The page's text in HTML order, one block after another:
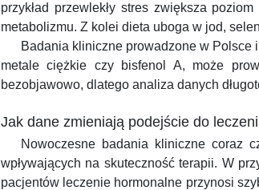
przykład przewlekły stres zwiększa
metabolizmu. Z kolei dieta uboga w jod,
Badania kliniczne prowadzone w Polsce
metale ciężkie czy bisfenol A, może
bezobjawowo, dlatego analiza danych
Jak dane zmieniają podejście do
Nowoczesne badania kliniczne coraz
wpływających na skuteczność terapii. W
pacjentów leczenie hormonalne przynosi